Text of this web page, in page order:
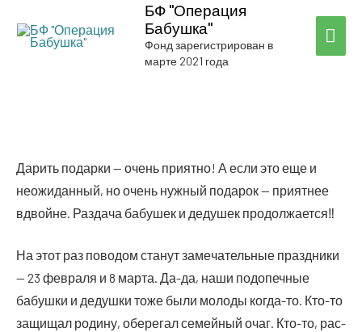
БФ "Операция
Бабушка"
Фонд зарегистрирован в
марте 2021 года
Дарить подар­ки — очень при­ят­но! А если это еще и
неожи­дан­ный, но очень нуж­ный пода­рок — при­ят­нее
вдвойне. Раз­да­ча бабу­шек и деду­шек продолжается‼
На этот раз пово­дом ста­нут заме­ча­тель­ные празд­ни­ки
— 23 фев­ра­ля и 8 мар­та. Да-да, наши под­опеч­ные
бабуш­ки и дедуш­ки тоже были моло­ды когда-то. Кто-то
защи­щал роди­ну, обе­ре­гал семей­ный очаг. Кто-то, рас­